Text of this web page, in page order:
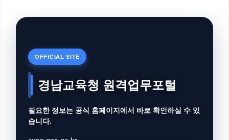
OFFICIAL SITE
경남교육청 원격업무포털
필요한 정보는 공식 홈페이지에서 바로 확인하실 수 있
습니다.